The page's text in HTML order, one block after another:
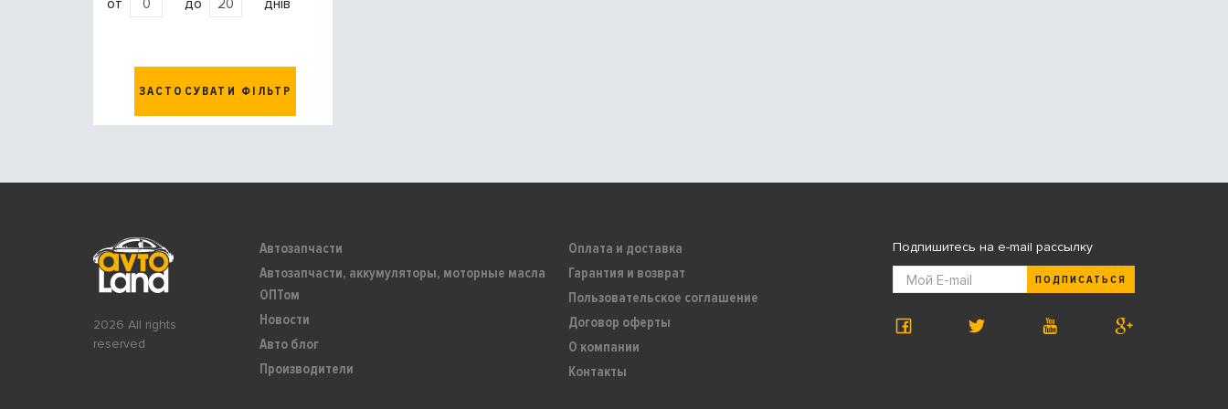
ЗАСТОСУВАТИ ФІЛЬТР
2026 All rights
reserved
Автозапчасти
Автозапчасти, аккумуляторы, моторные масла
ОПТом
Новости
Авто блог
Производители
Оплата и доставка
Гарантия и возврат
Пользовательское соглашение
Договор оферты
О компании
Контакты
Подпишитесь на e-mail рассылку
ПОДПИСАТЬСЯ